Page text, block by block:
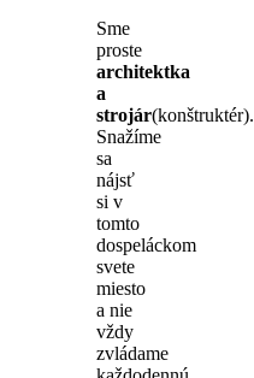
Sme
proste
architektka
a
strojár(konštruktér).
Snažíme
sa
nájsť
si v
tomto
dospeláckom
svete
miesto
a nie
vždy
zvládame